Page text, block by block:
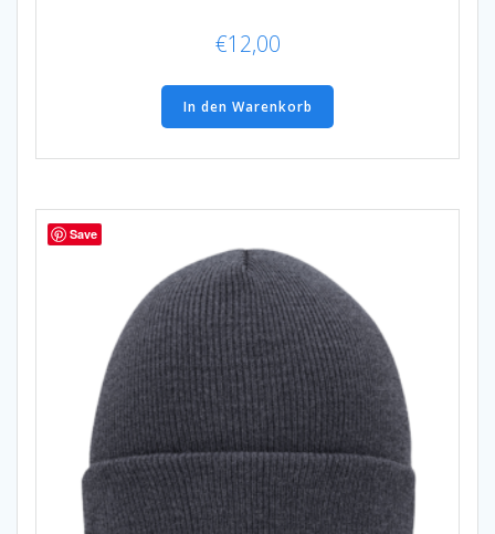
€12,00
In den Warenkorb
Save